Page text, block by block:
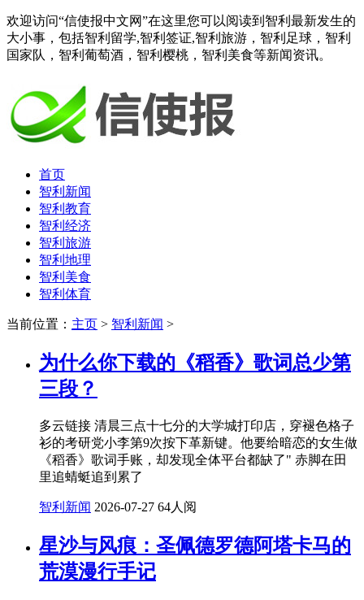
欢迎访问“信使报中文网”在这里您可以阅读到智利最新发生的
大小事，包括智利留学,智利签证,智利旅游，智利足球，智利
国家队，智利葡萄酒，智利樱桃，智利美食等新闻资讯。
首页
智利新闻
智利教育
智利经济
智利旅游
智利地理
智利美食
智利体育
当前位置： 主页 > 智利新闻 >
为什么你下载的《稻香》歌词总少第
三段？
多云链接 清晨三点十七分的大学城打印店，穿褪色格子
衫的考研党小李第9次按下革新键。他要给暗恋的女生做
《稻香》歌词手账，却发现全体平台都缺了" 赤脚在田
里追蜻蜓追到累了
智利新闻 2026-07-27 64人阅
星沙与风痕：圣佩德罗德阿塔卡马的
荒漠漫行手记